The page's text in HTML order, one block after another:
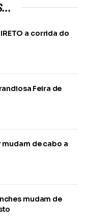
a corrida do
Feira de
de cabo a
mudam de